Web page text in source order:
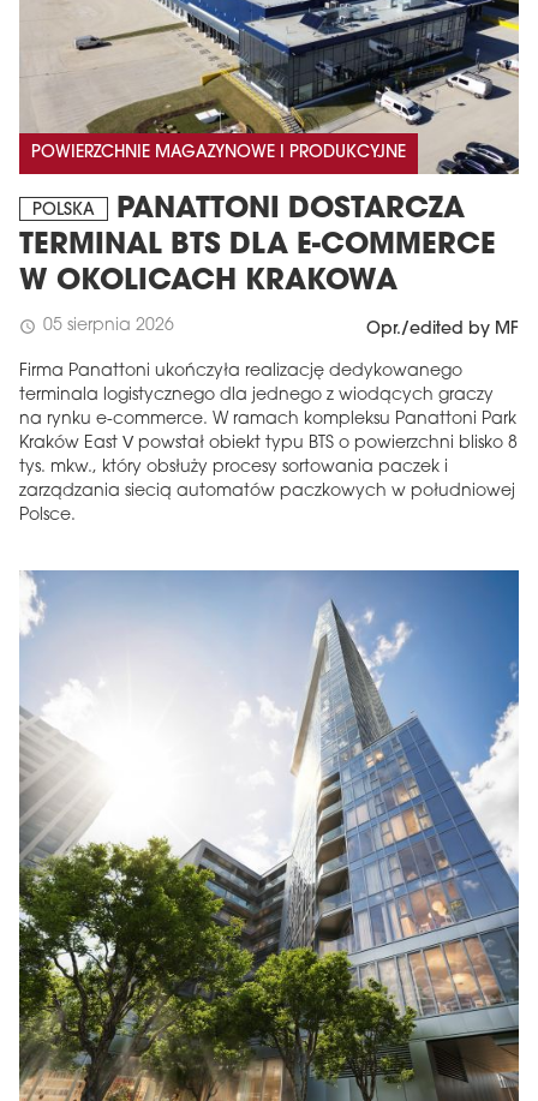
POWIERZCHNIE MAGAZYNOWE I PRODUKCYJNE
POLSKA
PANATTONI DOSTARCZA
TERMINAL BTS DLA E-COMMERCE
W OKOLICACH KRAKOWA
schedule 05 sierpnia 2026 Opr./edited by MF
Firma Panattoni ukończyła realizację dedykowanego
terminala logistycznego dla jednego z wiodących graczy
na rynku e-commerce. W ramach kompleksu Panattoni Park
Kraków East V powstał obiekt typu BTS o powierzchni blisko 8
tys. mkw., który obsłuży procesy sortowania paczek i
zarządzania siecią automatów paczkowych w południowej
Polsce.